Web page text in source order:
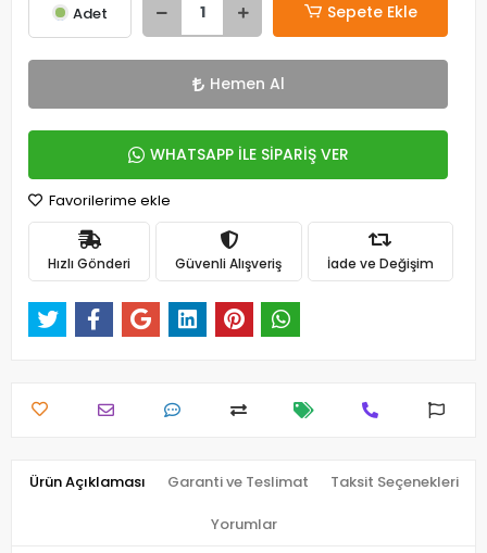
Adet Sepete Ekle
Hemen Al
WHATSAPP İLE SİPARİŞ VER
Favorilerime ekle
Hızlı Gönderi Güvenli Alışveriş İade ve Değişim
Ürün Açıklaması Garanti ve Teslimat Taksit Seçenekleri
Yorumlar